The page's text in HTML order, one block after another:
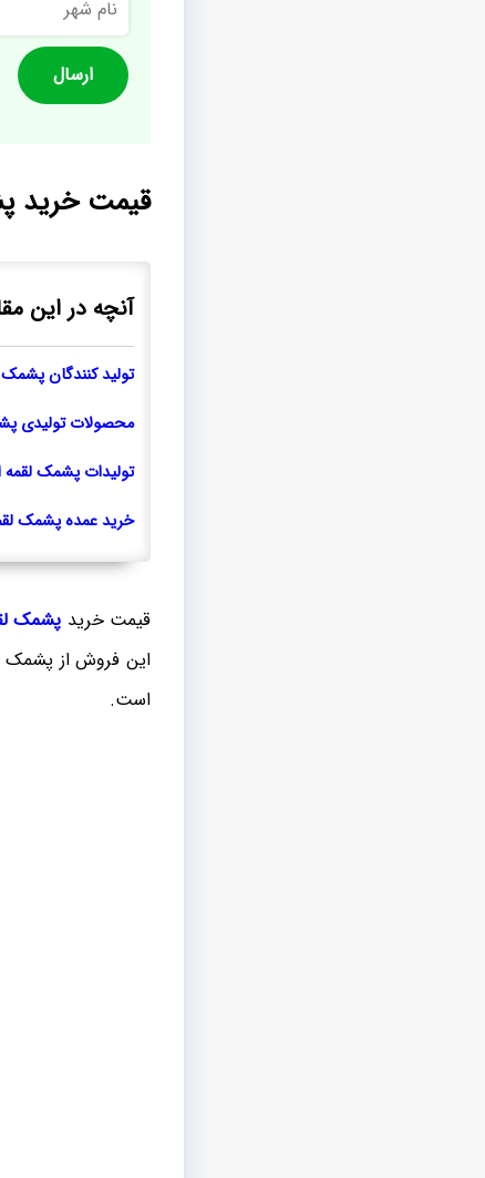
شهر
قیمت خرید
آنچه در این
تولید کنندگان پشمک
محصولات تولیدی
تولیدات پشمک
خرید عمده پشمک
قیمت خرید پشمک
این فروش از پشمک
است.